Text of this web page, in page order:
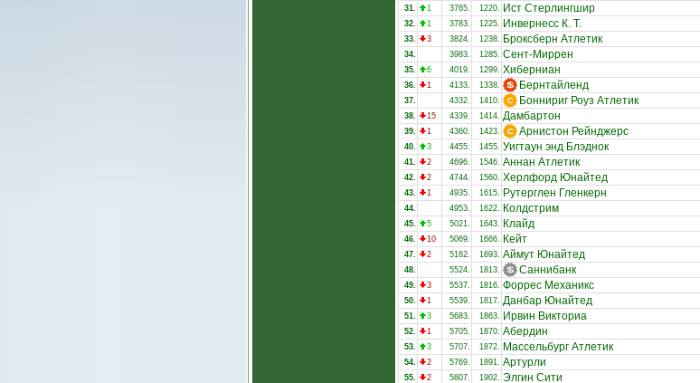
31. 1 3765. 1220. Ист Стерлингшир
32. 1 3783. 1225. Инвернесс К. Т.
33. 3 3824. 1238. Броксберн Атлетик
34. 3983. 1285. Сент-Миррен
35. 6 4019. 1299. Хиберниан
36. 1 4133. 1338. Бернтайленд
37. 4332. 1410. Боннириг Роуз Атлетик
38. 15 4339. 1414. Дамбартон
39. 1 4360. 1423. Арнистон Рейнджерс
40. 3 4455. 1455. Уигтаун энд Блэднок
41. 2 4696. 1546. Аннан Атлетик
42. 2 4744. 1560. Херлфорд Юнайтед
43. 1 4935. 1615. Рутерглен Гленкерн
44. 4953. 1622. Колдстрим
45. 5 5021. 1643. Клайд
46. 10 5069. 1666. Кейт
47. 2 5162. 1693. Аймут Юнайтед
48. 5524. 1813. Саннибанк
49. 3 5537. 1816. Форрес Механикс
50. 1 5539. 1817. Данбар Юнайтед
51. 3 5683. 1863. Ирвин Викториа
52. 1 5705. 1870. Абердин
53. 3 5707. 1872. Массельбург Атлетик
54. 2 5769. 1891. Артурли
55. 2 5807. 1902. Элгин Сити